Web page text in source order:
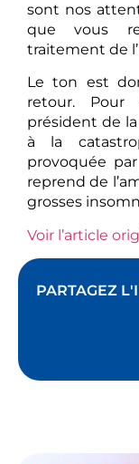
sont nos
que vous
traitement de
Le ton est
retour.
président de
à la
provoquée
reprend de
grosses
Voir l’article
PARTAGEZ